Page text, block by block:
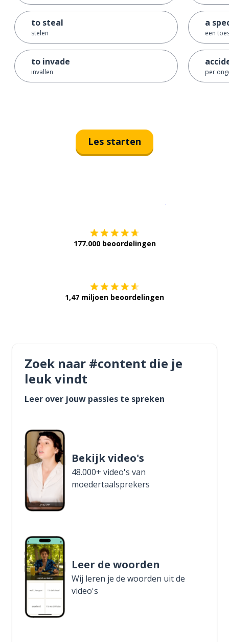
to steal
stelen
to invade
invallen
a
een
per
Les starten
177.000 beoordelingen
1,47 miljoen beoordelingen
Zoek naar #content die je
leuk vindt
Leer over jouw passies te spreken
Bekijk video's
48.000+ video's van
moedertaalsprekers
Leer de woorden
Wij leren je de woorden uit de
video's